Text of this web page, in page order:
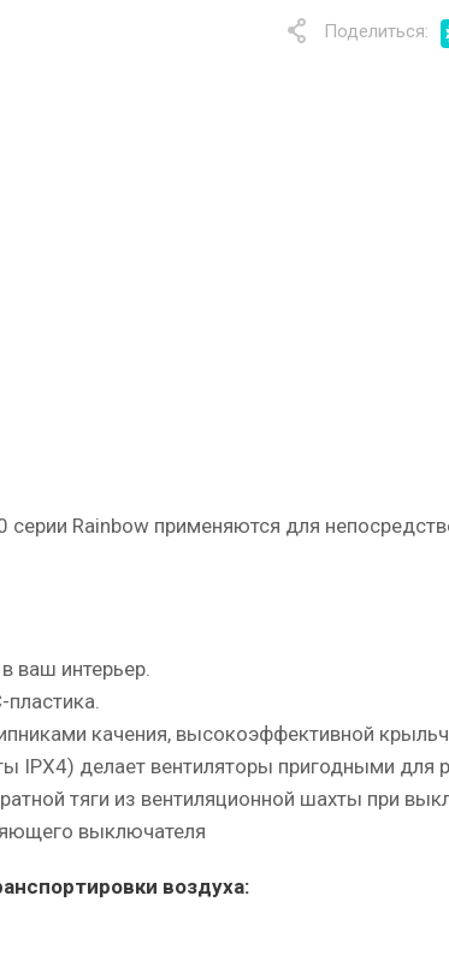
Поделиться:
Rainbow применяются для
ваш интерьер.
качения, высокоэффективной
IPХ4) делает вентиляторы пригодными
тяги из вентиляционной шахты при
выключателя
воздуха: